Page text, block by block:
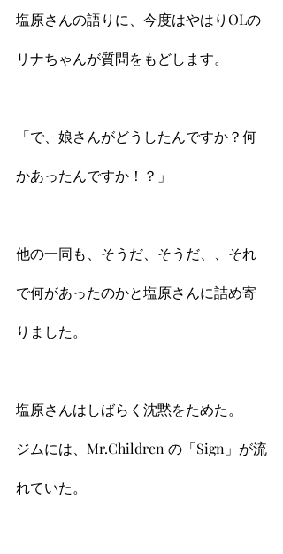
塩原さんの語りに、今度はやはりOLの
リナちゃんが質問をもどします。
「で、娘さんがどうしたんですか？何
かあったんですか！？」
他の一同も、そうだ、そうだ、、それ
で何があったのかと塩原さんに詰め寄
りました。
塩原さんはしばらく沈黙をためた。
ジムには、Mr.Children の「Sign」が流
れていた。